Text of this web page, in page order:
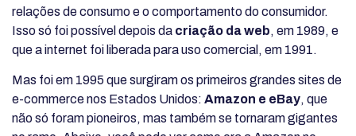
relações de consumo e o comportamento do consumidor.
Isso só foi possível depois da criação da web, em 1989, e
que a internet foi liberada para uso comercial, em 1991.
Mas foi em 1995 que surgiram os primeiros grandes sites de
e-commerce nos Estados Unidos: Amazon e eBay, que
não só foram pioneiros, mas também se tornaram gigantes